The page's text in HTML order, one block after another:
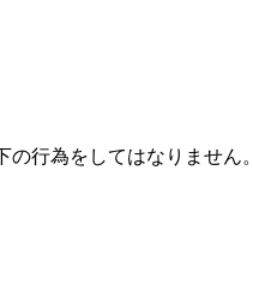
行為をしてはなりません。